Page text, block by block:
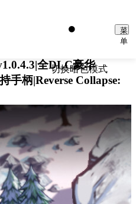
切换暗色模式
菜
单
全DLC豪华
手柄|Reverse Collapse: